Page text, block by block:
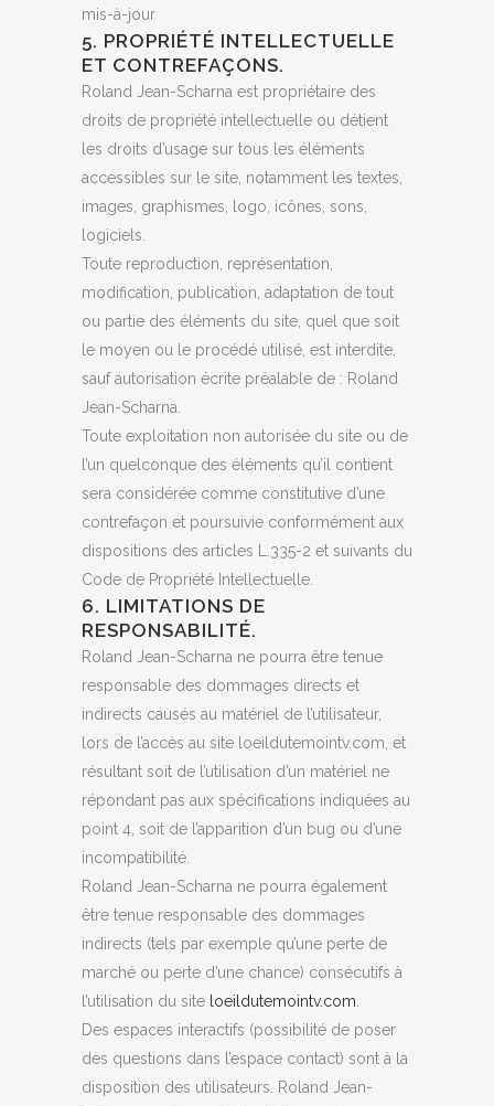
mis-à-jour
5. PROPRIÉTÉ INTELLECTUELLE
ET CONTREFAÇONS.
Roland Jean-Scharna est propriétaire des
droits de propriété intellectuelle ou détient
les droits d’usage sur tous les éléments
accessibles sur le site, notamment les textes,
images, graphismes, logo, icônes, sons,
logiciels.
Toute reproduction, représentation,
modification, publication, adaptation de tout
ou partie des éléments du site, quel que soit
le moyen ou le procédé utilisé, est interdite,
sauf autorisation écrite préalable de : Roland
Jean-Scharna.
Toute exploitation non autorisée du site ou de
l’un quelconque des éléments qu’il contient
sera considérée comme constitutive d’une
contrefaçon et poursuivie conformément aux
dispositions des articles L.335-2 et suivants du
Code de Propriété Intellectuelle.
6. LIMITATIONS DE
RESPONSABILITÉ.
Roland Jean-Scharna ne pourra être tenue
responsable des dommages directs et
indirects causés au matériel de l’utilisateur,
lors de l’accès au site loeildutemointv.com, et
résultant soit de l’utilisation d’un matériel ne
répondant pas aux spécifications indiquées au
point 4, soit de l’apparition d’un bug ou d’une
incompatibilité.
Roland Jean-Scharna ne pourra également
être tenue responsable des dommages
indirects (tels par exemple qu’une perte de
marché ou perte d’une chance) consécutifs à
l’utilisation du site loeildutemointv.com
Des espaces interactifs (possibilité de poser
des questions dans l’espace contact) sont à la
disposition des utilisateurs. Roland Jean-